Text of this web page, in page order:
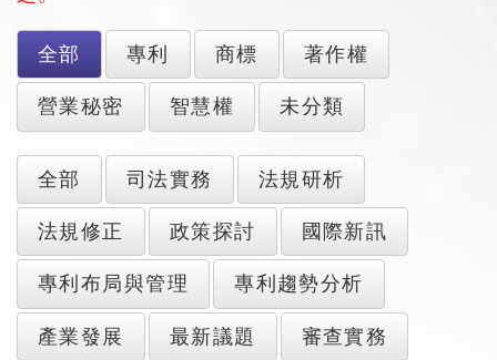
全部 專利 商標 著作權
營業秘密 智慧權 未分類
全部 司法實務 法規研析
法規修正 政策探討 國際新訊
專利布局與管理 專利趨勢分析
產業發展 最新議題 審查實務